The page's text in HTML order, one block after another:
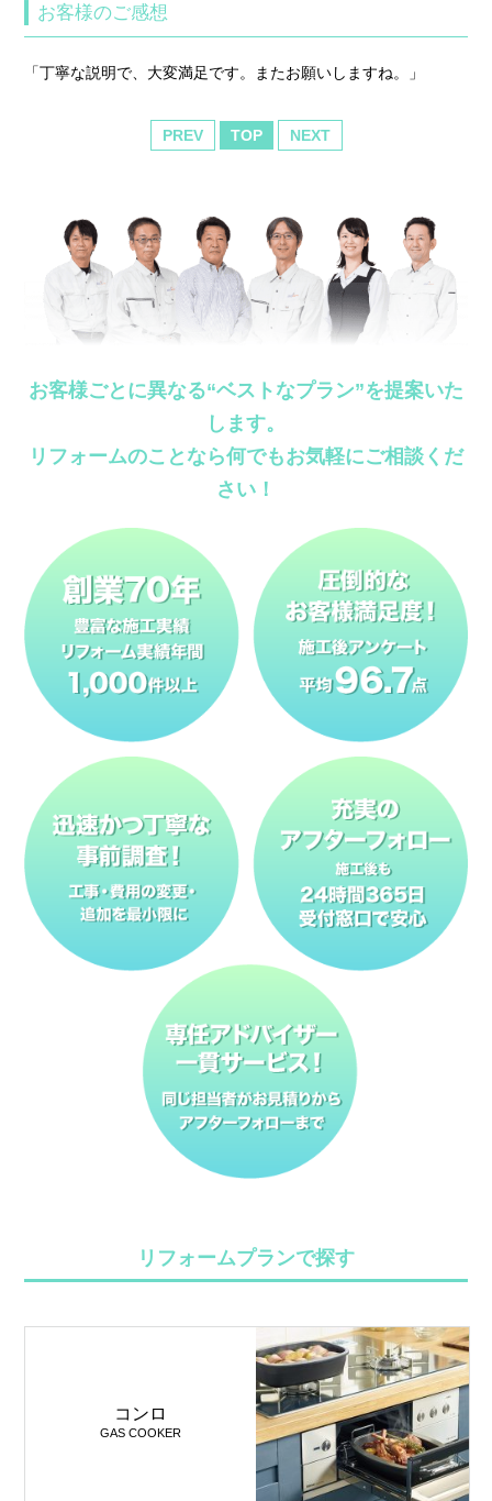
お客様のご感想
「丁寧な説明で、大変満足です。またお願いしますね。」
PREV TOP NEXT
お客様ごとに異なる“ベストなプラン”を提案いた
します。
リフォームのことなら何でもお気軽にご相談くだ
さい！
リフォームプランで探す
コンロ
GAS COOKER